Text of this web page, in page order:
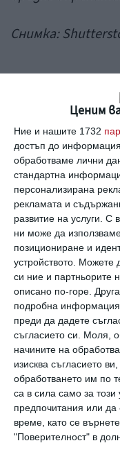
Ценим
Ние и нашите 1732
достъп до информация
обработваме лични
стандартна
персонализирана
рекламата и
развитие на услуги. С
ни може да
позициониране и
устройството. Можете
си ние и партньорите
описано по-горе.
подробна
преди да дадете
съгласието си. Моля,
начините на
изисква съгласието
обработването им по
са в сила само за
предпочитания или да
време, като се
"Поверителност" в
Снимка:
В каква
Първите връзки
създаването на
сигурност/
съпътства
правилно да се
която със
развитието на
включена в
генерира
обезсърчение,
дете.
Какво е общото
има много
което е